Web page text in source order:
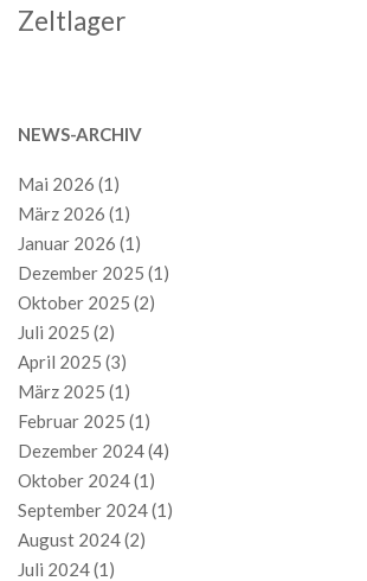
Zeltlager
NEWS-ARCHIV
Mai 2026 (1)
März 2026 (1)
Januar 2026 (1)
Dezember 2025 (1)
Oktober 2025 (2)
Juli 2025 (2)
April 2025 (3)
März 2025 (1)
Februar 2025 (1)
Dezember 2024(4)
Oktober 2024(1)
September 2024(1)
August 2024(2)
Juli 2024(1)